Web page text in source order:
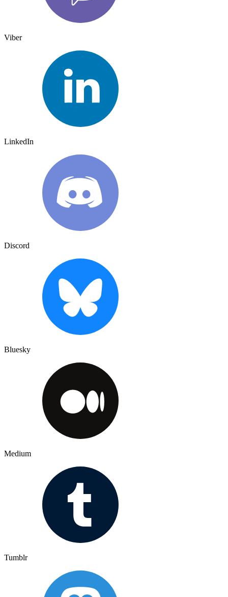
Viber
LinkedIn
Discord
Bluesky
Medium
Tumblr